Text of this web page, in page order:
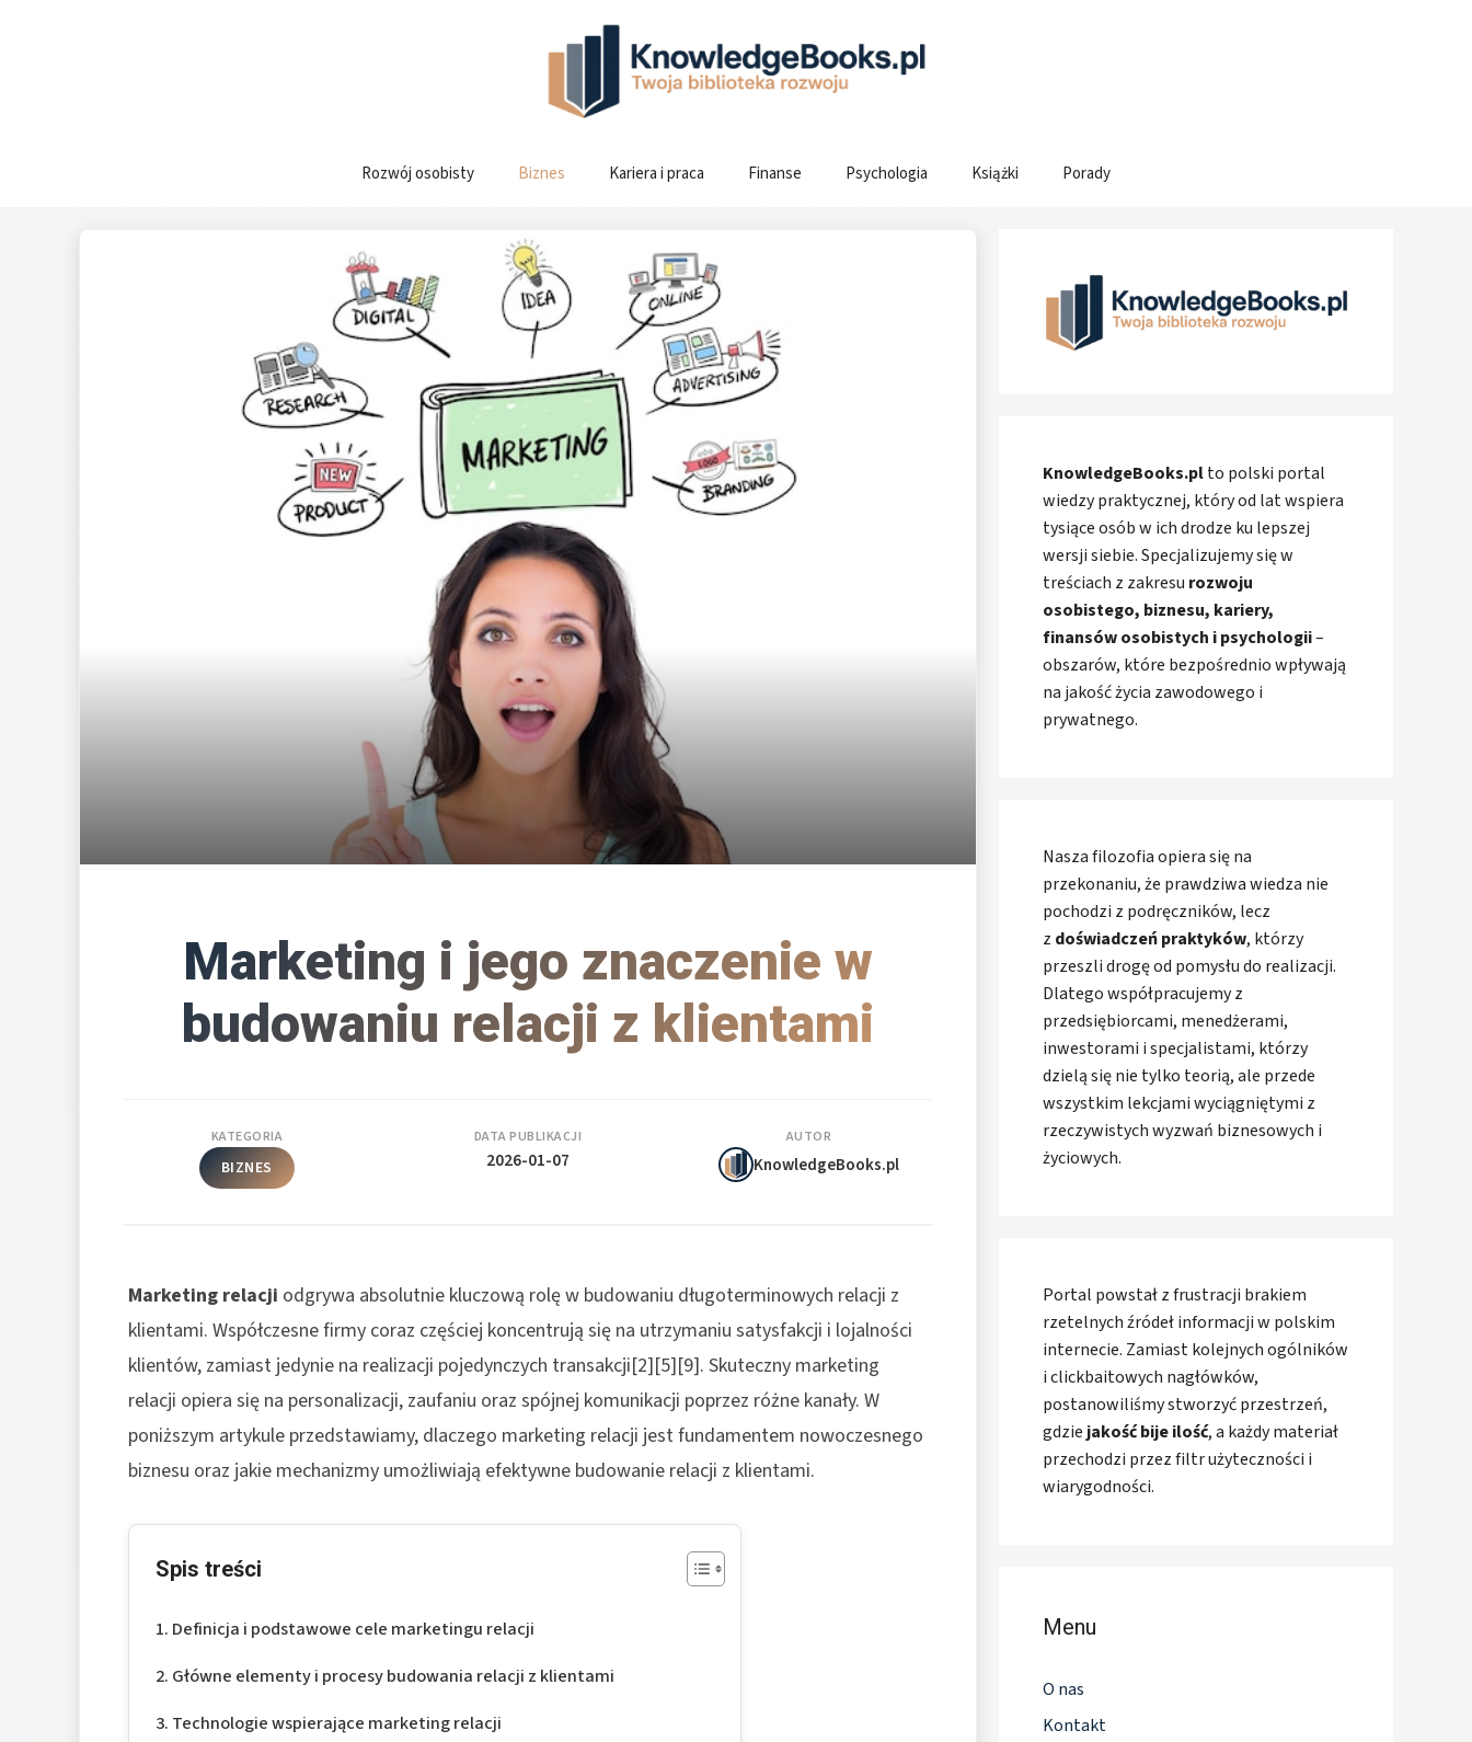
Rozwój osobisty Biznes Kariera i praca Finanse Psychologia Książki Porady
Marketing i jego znaczenie w
budowaniu relacji z klientami
KATEGORIA
BIZNES
DATA PUBLIKACJI
2026-01-07
AUTOR
KnowledgeBooks.pl
Marketing relacji odgrywa absolutnie kluczową rolę w budowaniu długoterminowych relacji z
klientami. Współczesne firmy coraz częściej koncentrują się na utrzymaniu satysfakcji i lojalności
klientów, zamiast jedynie na realizacji pojedynczych transakcji[2][5][9]. Skuteczny marketing
relacji opiera się na personalizacji, zaufaniu oraz spójnej komunikacji poprzez różne kanały. W
poniższym artykule przedstawiamy, dlaczego marketing relacji jest fundamentem nowoczesnego
biznesu oraz jakie mechanizmy umożliwiają efektywne budowanie relacji z klientami.
Spis treści
Definicja i podstawowe cele marketingu relacji
Główne elementy i procesy budowania relacji z klientami
Technologie wspierające marketing relacji
KnowledgeBooks.plto polski portal
wiedzy praktycznej, który od lat wspiera
tysiące osób w ich drodze ku lepszej
wersji siebie. Specjalizujemy się w
treściach z zakresu rozwoju
osobistego, biznesu, kariery,
finansów osobistych i psychologii–
obszarów, które bezpośrednio wpływają
na jakość życia zawodowego i
prywatnego.
Nasza filozofia opiera się na
przekonaniu, że prawdziwa wiedza nie
pochodzi z podręczników, lecz
z doświadczeń praktyków, którzy
przeszli drogę od pomysłu do realizacji.
Dlatego współpracujemy z
przedsiębiorcami, menedżerami,
inwestorami i specjalistami, którzy
dzielą się nie tylko teorią, ale przede
wszystkim lekcjami wyciągniętymi z
rzeczywistych wyzwań biznesowych i
życiowych.
Portal powstał z frustracji brakiem
rzetelnych źródeł informacji w polskim
internecie. Zamiast kolejnych ogólników
i clickbaitowych nagłówków,
postanowiliśmy stworzyć przestrzeń,
gdzie jakość bije ilość, a każdy materiał
przechodzi przez filtr użyteczności i
wiarygodności.
Menu
O nas
Kontakt